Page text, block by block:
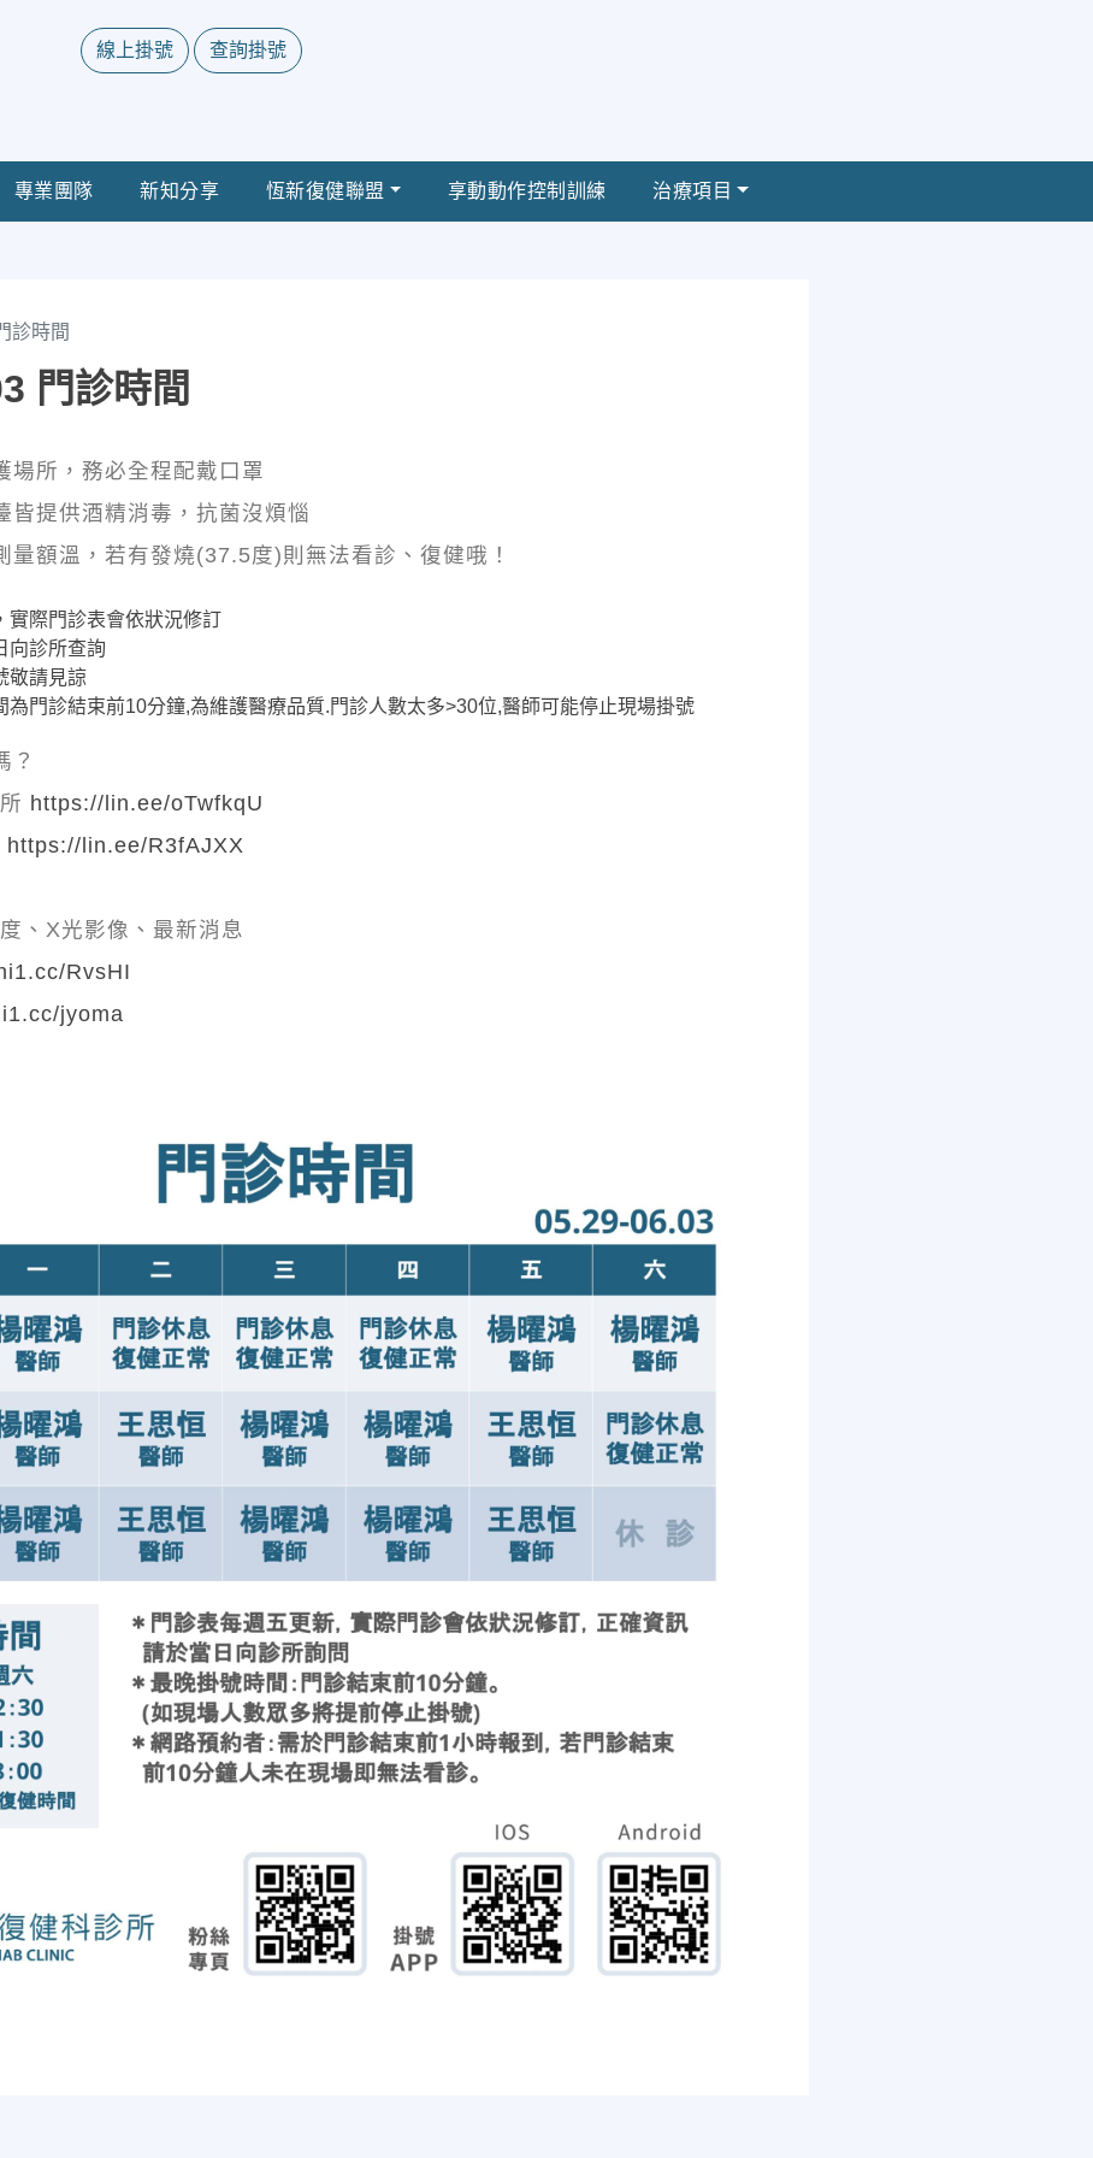
線上掛號 查詢掛號
專業團隊 新知分享 恆新復健聯盟 享動動作控制訓練 治療項目
診時間
門診時間
場所，務必全程配戴口罩
皆提供酒精消毒，抗菌沒煩惱
量額溫，若有發燒(37.5度)則無法看診、復健哦！
實際門診表會依狀況修訂
向診所查詢
敬請見諒
為門診結束前10分鐘,為維護醫療品質.門診人數太多>30位,醫師可能停止現場掛號
？
https://lin.ee/oTwfkqU
https://lin.ee/R3fAJXX
、X光影像、最新消息
RvsHI
jyoma